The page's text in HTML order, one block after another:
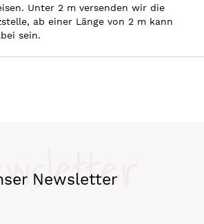
Unter 2 m versenden wir die
ab einer Länge von 2 m kann
sein.
Newsletter